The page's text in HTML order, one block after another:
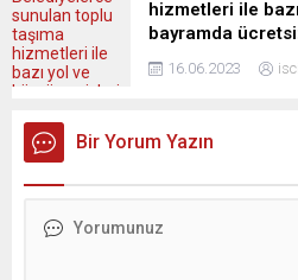
hizmetleri ile
bayramda
16.06.2023
Bir Yorum Yazın